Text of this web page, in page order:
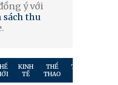
ý với
sách thu
KINH
TẾ
THỂ
THAO
TRUYỀN